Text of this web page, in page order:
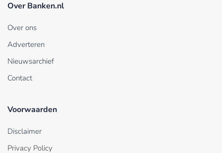
Over Banken.nl
Over ons
Adverteren
Nieuwsarchief
Contact
Voorwaarden
Disclaimer
Privacy Policy